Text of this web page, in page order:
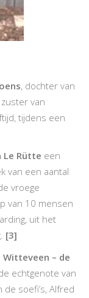
, dochter van
van
tijdens een
Le Rütte een
van een aantal
vroege
van 10 mensen
uit het
[3]
Witteveen – de
echtgenote van
soefi’s, Alfred